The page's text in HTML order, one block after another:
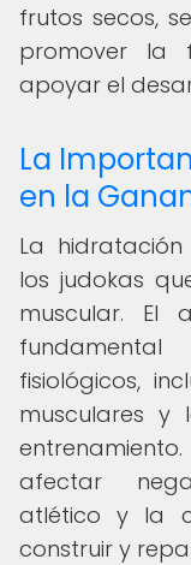
frutos secos,
promover la
apoyar el
La
en la
La
los judokas
muscular. El
fisiológicos,
musculares y
afectar
atlético y la
construir y